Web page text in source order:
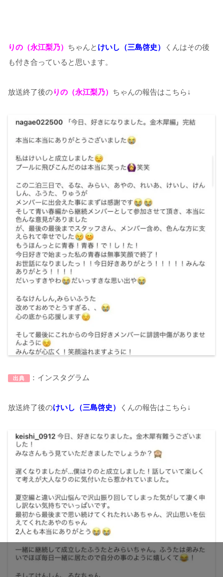
りの（永江梨乃） ちゃんと けいし（三島啓史）
くんはその後
も付き合っていると思います。
放送終了後のりの（永江梨乃） ちゃんの報告はこちら↓
出典 ：インスタグラム
放送終了後のけいし（三島啓史） くんの報告はこちら↓